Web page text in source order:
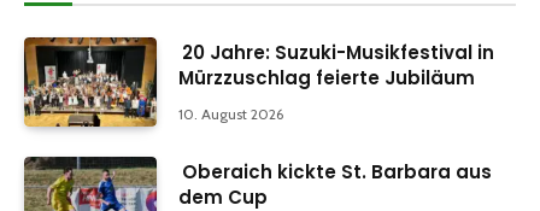
20 Jahre: Suzuki-Musikfestival in
Mürzzuschlag feierte Jubiläum
10. August 2026
Oberaich kickte St. Barbara aus
dem Cup